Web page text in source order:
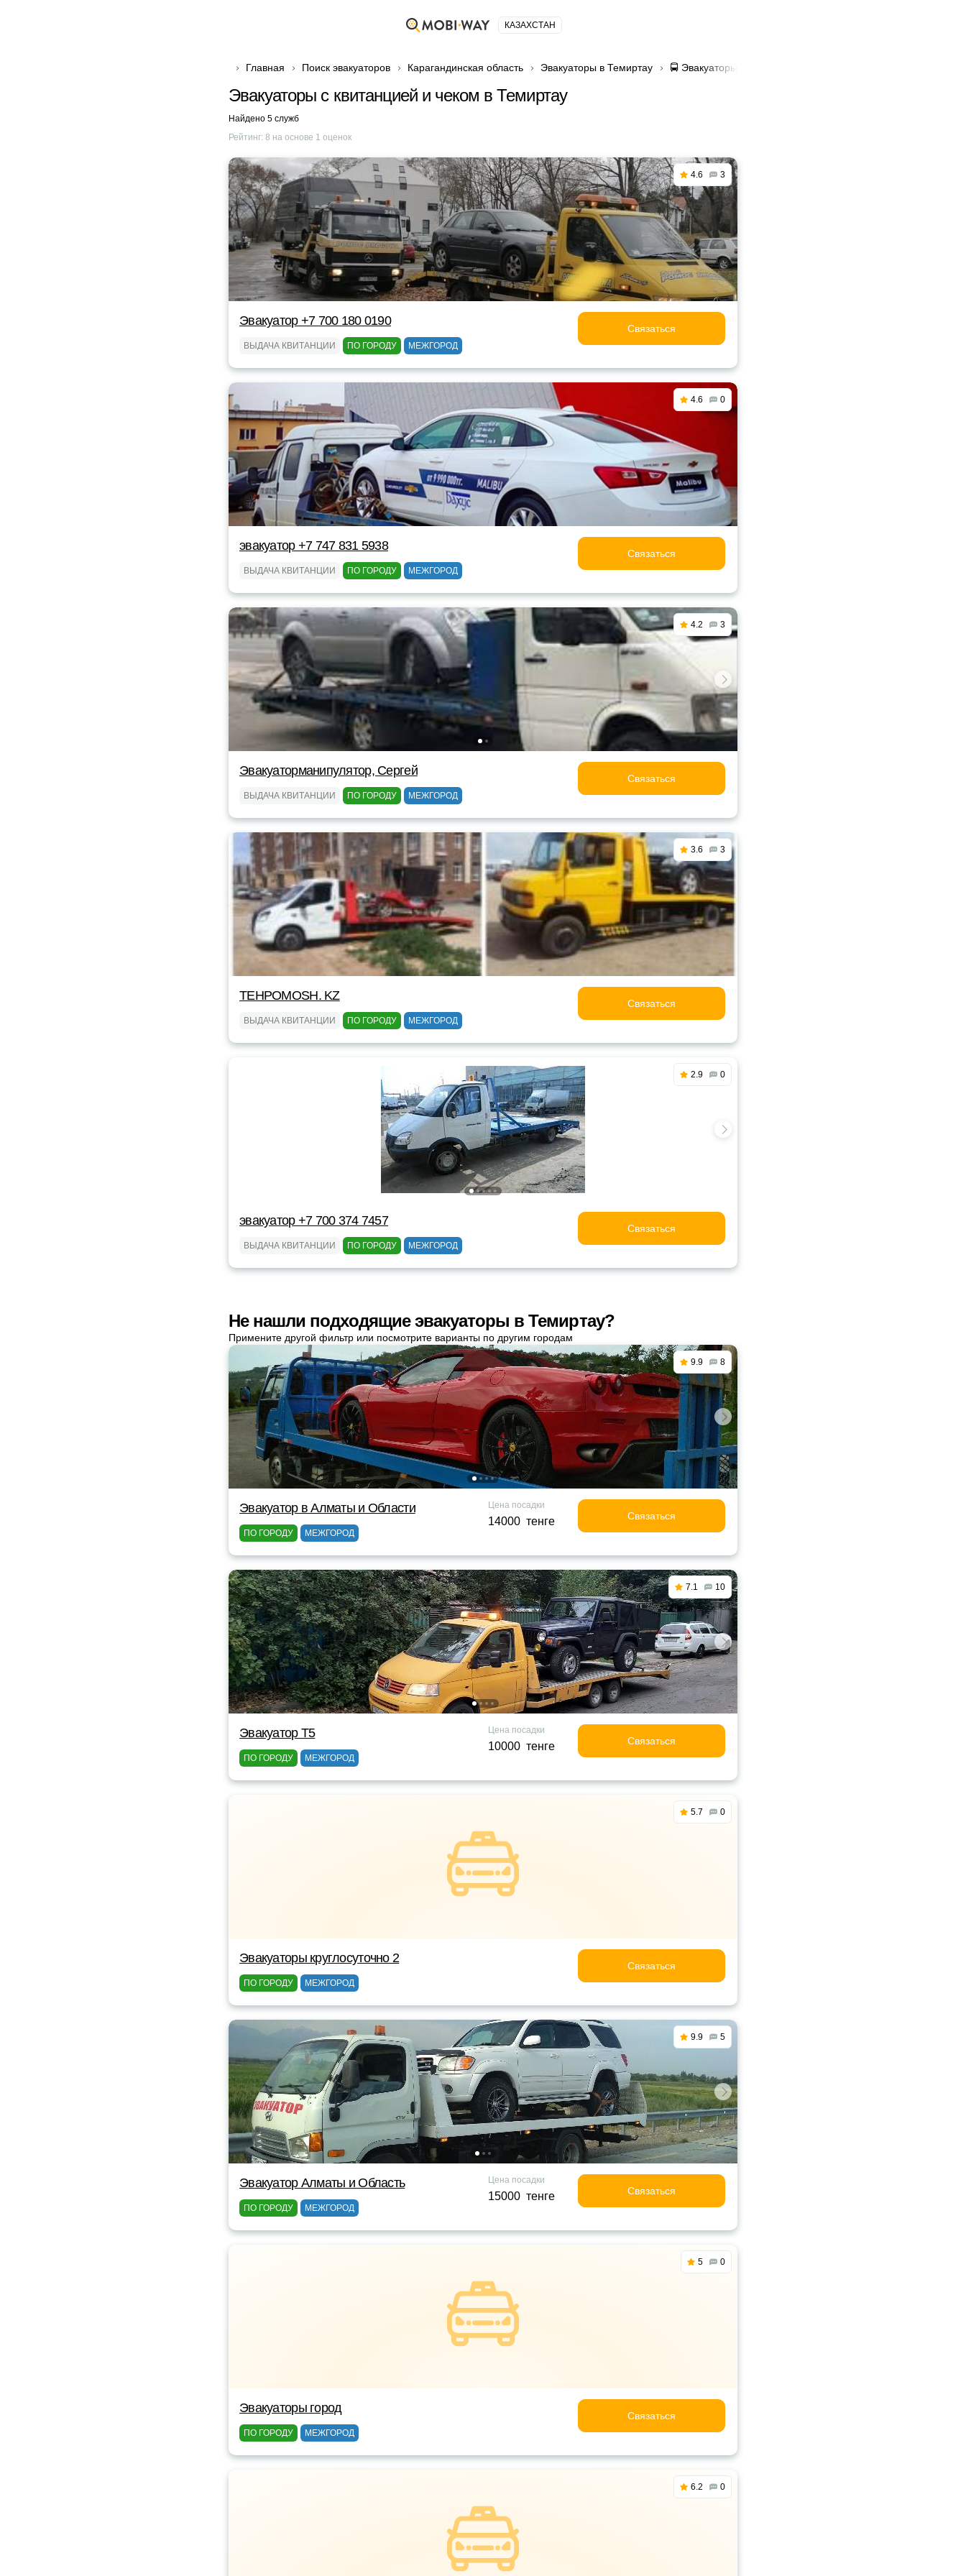
КАЗАХСТАН
Главная Поиск эвакуаторов Карагандинская область Эвакуаторы в Темиртау 🚍 Эвакуаторы с квитанцией и чеком в Темиртау
Эвакуаторы с квитанцией и чеком в Темиртау
Найдено 5 служб
Рейтинг: 8 на основе 1 оценок
4.6 3
Эвакуатор +7 700 180 0190
ВЫДАЧА КВИТАНЦИИ ПО ГОРОДУ МЕЖГОРОД
Связаться
4.6 0
эвакуатор +7 747 831 5938
ВЫДАЧА КВИТАНЦИИ ПО ГОРОДУ МЕЖГОРОД
Связаться
4.2 3
Эвакуаторманипулятор, Сергей
ВЫДАЧА КВИТАНЦИИ ПО ГОРОДУ МЕЖГОРОД
Связаться
3.6 3
TEHPOMOSH. KZ
ВЫДАЧА КВИТАНЦИИ ПО ГОРОДУ МЕЖГОРОД
Связаться
2.9 0
эвакуатор +7 700 374 7457
ВЫДАЧА КВИТАНЦИИ ПО ГОРОДУ МЕЖГОРОД
Связаться
Не нашли подходящие эвакуаторы в Темиртау?
Примените другой фильтр или посмотрите варианты по другим городам
9.9 8
Эвакуатор в Алматы и Области
ПО ГОРОДУ МЕЖГОРОД
Цена посадки
14000 тенге Связаться
7.1 10
Эвакуатор Т5
ПО ГОРОДУ МЕЖГОРОД
Цена посадки
10000 тенге Связаться
5.7 0
Эвакуаторы круглосуточно 2
ПО ГОРОДУ МЕЖГОРОД
Связаться
9.9 5
Эвакуатор Алматы и Область
ПО ГОРОДУ МЕЖГОРОД
Цена посадки
15000 тенге Связаться
5 0
Эвакуаторы город
ПО ГОРОДУ МЕЖГОРОД
Связаться
6.2 0